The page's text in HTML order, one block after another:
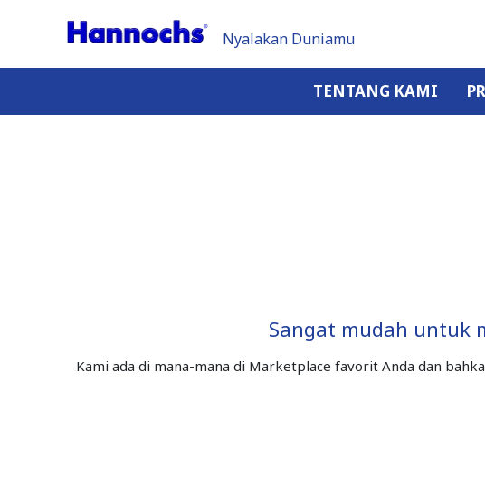
Nyalakan Duniamu
TENTANG KAMI
Sangat mudah untuk
Kami ada di mana-mana di Marketplace favorit Anda dan